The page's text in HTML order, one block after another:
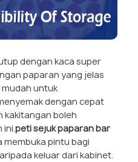
dengan kaca super
paparan yang jelas
untuk
dengan cepat
kakitangan boleh
ini.peti sejuk paparan bar
pintu bagi
keluar dari kabinet.